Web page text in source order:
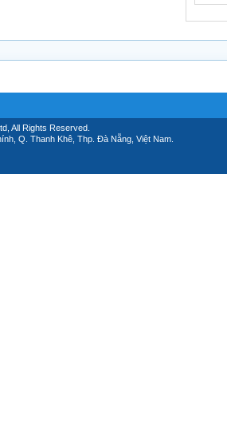
All Rights Reserved.
Q. Thanh Khê, Thp. Đà Nẵng, Việt Nam.